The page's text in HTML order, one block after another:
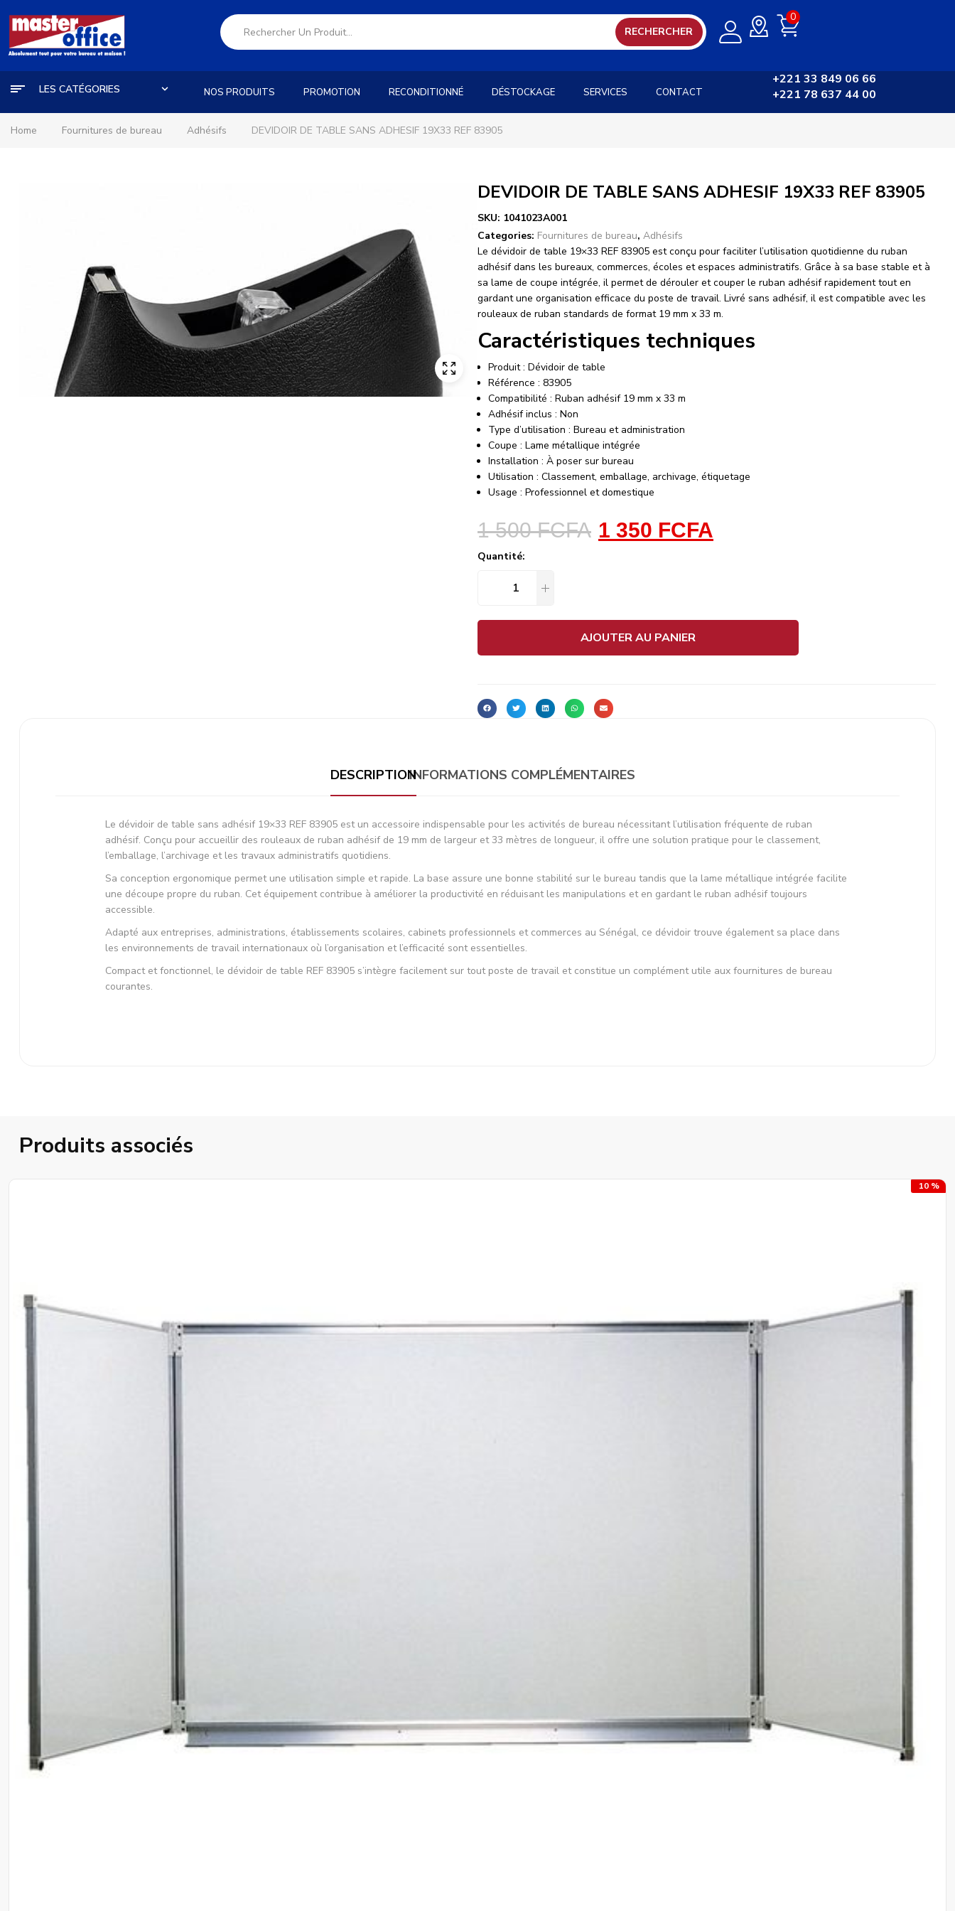
RECHERCHER
0
LES CATÉGORIES NOS PRODUITS PROMOTION RECONDITIONNÉ DÉSTOCKAGE SERVICES CONTACT
+221 33 849 06 66
+221 78 637 44 00
Home Fournitures de bureau Adhésifs DEVIDOIR DE TABLE SANS ADHESIF 19X33 REF 83905
DEVIDOIR DE TABLE SANS ADHESIF 19X33 REF 83905
SKU: 1041023A001
Categories: Fournitures de bureau, Adhésifs
Le dévidoir de table 19×33 REF 83905 est conçu pour faciliter l’utilisation quotidienne du ruban
adhésif dans les bureaux, commerces, écoles et espaces administratifs. Grâce à sa base stable et à
sa lame de coupe intégrée, il permet de dérouler et couper le ruban adhésif rapidement tout en
gardant une organisation efficace du poste de travail. Livré sans adhésif, il est compatible avec les
rouleaux de ruban standards de format 19 mm x 33 m.
Caractéristiques techniques
Produit : Dévidoir de table
Référence : 83905
Compatibilité : Ruban adhésif 19 mm x 33 m
Adhésif inclus : Non
Type d’utilisation : Bureau et administration
Coupe : Lame métallique intégrée
Installation : À poser sur bureau
Utilisation : Classement, emballage, archivage, étiquetage
Usage : Professionnel et domestique
1 500FCFA 1 350 FCFA
Quantité:
AJOUTER AU PANIER
DESCRIPTIONINFORMATIONS COMPLÉMENTAIRES
Le dévidoir de table sans adhésif 19×33 REF 83905 est un accessoire indispensable pour les activités de bureau nécessitant l’utilisation fréquente de ruban
adhésif. Conçu pour accueillir des rouleaux de ruban adhésif de 19 mm de largeur et 33 mètres de longueur, il offre une solution pratique pour le classement,
l’emballage, l’archivage et les travaux administratifs quotidiens.
Sa conception ergonomique permet une utilisation simple et rapide. La base assure une bonne stabilité sur le bureau tandis que la lame métallique intégrée facilite
une découpe propre du ruban. Cet équipement contribue à améliorer la productivité en réduisant les manipulations et en gardant le ruban adhésif toujours
accessible.
Adapté aux entreprises, administrations, établissements scolaires, cabinets professionnels et commerces au Sénégal, ce dévidoir trouve également sa place dans
les environnements de travail internationaux où l’organisation et l’efficacité sont essentielles.
Compact et fonctionnel, le dévidoir de table REF 83905 s’intègre facilement sur tout poste de travail et constitue un complément utile aux fournitures de bureau
courantes.
Produits associés
10 %